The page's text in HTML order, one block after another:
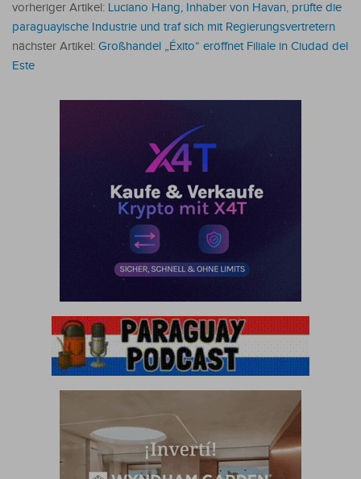
vorheriger Artikel: Luciano Hang, Inhaber von Havan, prüfte die
paraguayische Industrie und traf sich mit Regierungsvertretern
nächster Artikel: Großhandel „Éxito“ eröffnet Filiale in Ciudad del
Este